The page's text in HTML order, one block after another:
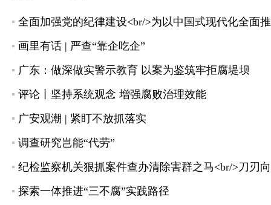
画里有话 | 严查“靠企吃企”
广东：做深做实警示教育 以案为鉴筑牢拒腐堤坝
评论丨坚持系统观念 增强腐败治理效能
广安观潮 | 紧盯不放抓落实
调查研究岂能“代劳”
纪检监察机关狠抓案件查办清除害群之马<br/>刀刃
探索一体推进“三不腐”实践路径